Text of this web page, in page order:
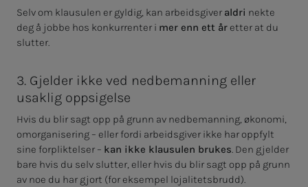
Selv om klausulen er gyldig, kan arbeidsgiver aldri nekte
deg å jobbe hos konkurrenter i mer enn ett år etter at du
slutter.
3. Gjelder ikke ved nedbemanning eller
usaklig oppsigelse
Hvis du blir sagt opp på grunn av nedbemanning, økonomi,
omorganisering – eller fordi arbeidsgiver ikke har oppfylt
sine forpliktelser – kan ikke klausulen brukes. Den gjelder
bare hvis du selv slutter, eller hvis du blir sagt opp på grunn
av noe du har gjort (for eksempel lojalitetsbrudd).